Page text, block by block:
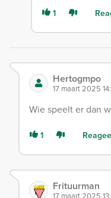
1
Hertogmpo
17 maart 2025
Wie speelt er dan
1
Frituurman